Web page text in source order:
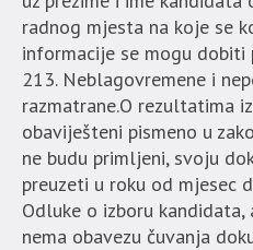
radnog mjesta na koje se
informacije se mogu
213. Neblagovremene i
razmatrane.O rezultatima
obaviješteni pismeno u
ne budu primljeni, svoju
preuzeti u roku od mjesec
Odluke o izboru
nema obavezu čuvanja